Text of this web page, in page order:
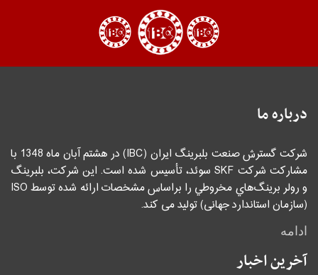
درباره ما
شرکت گسترش صنعت بلبرینگ ایران (IBC) در هشتم آبان ماه 1348 با
مشاركت شركت SKF سوئد، تأسيس شده است. اين شركت، بلبرينگ
و رولر برينگ‌هاي مخروطي را براساس مشخصات ارائه شده توسط ISO
(سازمان استاندارد جهانی) توليد می كند.
ادامه
آخرین اخبار